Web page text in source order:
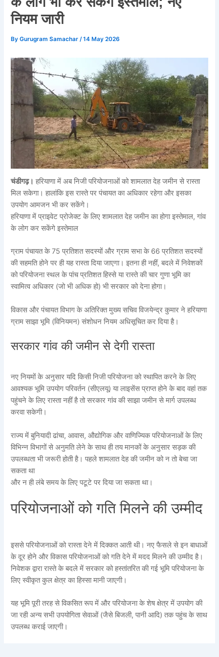
नियम जारी
ByGurugram Samachar /14 May 2026
चंडीगढ़। हरियाणा में अब निजी परियोजनाओं को शामलात देह जमीन से रास्ता
मिल सकेगा। हालांकि इस रास्ते पर पंचायत का अधिकार रहेगा और इसका
उपयोग आमजन भी कर सकेंगे।
हरियाणा में प्राइवेट प्रोजेक्ट के लिए शामलात देह जमीन का होगा इस्तेमाल, गांव
के लोग कर सकेंगे इस्तेमाल
ग्राम पंचायत के 75 प्रतिशत सदस्यों और ग्राम सभा के 66 प्रतिशत सदस्यों
की सहमति होने पर ही यह रास्ता दिया जाएगा। इतना ही नहीं, बदले में निवेशकों
को परियोजना स्थल के पांच प्रतिशत हिस्से या रास्ते की चार गुणा भूमि का
स्वामित्व अधिकार (जो भी अधिक हो) भी सरकार को देना होगा।
विकास और पंचायत विभाग के अतिरिक्त मुख्य सचिव विजयेन्द्र कुमार ने हरियाणा
ग्राम साझा भूमि (विनियमन) संशोधन नियम अधिसूचित कर दिया है।
सरकार गांव की जमीन से देगी रास्ता
नए नियमों के अनुसार यदि किसी निजी परियोजना को स्थापित करने के लिए
आवश्यक भूमि उपयोग परिवर्तन (सीएलयू) या लाइसेंस प्राप्त होने के बाद वहां तक
पहुंचने के लिए रास्ता नहीं है तो सरकार गांव की साझा जमीन से मार्ग उपलब्ध
करवा सकेगी।
राज्य में बुनियादी ढांचा, आवास, औद्योगिक और वाणिज्यिक परियोजनाओं के लिए
विभिन्न विभागों से अनुमति लेने के साथ ही तय मानकों के अनुसार सड़क की
उपलब्धता भी जरूरी होती है। पहले शामलात देह की जमीन को न तो बेचा जा
सकता था
और न ही लंबे समय के लिए पटूटे पर दिया जा सकता था।
परियोजनाओं को गति मिलने की उम्मीद
इससे परियोजनाओं को रास्ता देने में दिक्कत आती थी। नए फैसले से इन बाधाओं
के दूर होने और विकास परियोजनाओं को गति देने में मदद मिलने की उम्मीद है।
निवेशक द्वारा रास्ते के बदले में सरकार को हस्तांतरित की गई भूमि परियोजना के
लिए स्वीकृत कुल क्षेत्र का हिस्सा मानी जाएगी।
यह भूमि पूरी तरह से विकसित रूप में और परियोजना के शेष क्षेत्र में उपयोग की
जा रही अन्य सभी उपयोगिता सेवाओं (जैसे बिजली, पानी आदि) तक पहुंच के साथ
उपलब्ध कराई जाएगी।